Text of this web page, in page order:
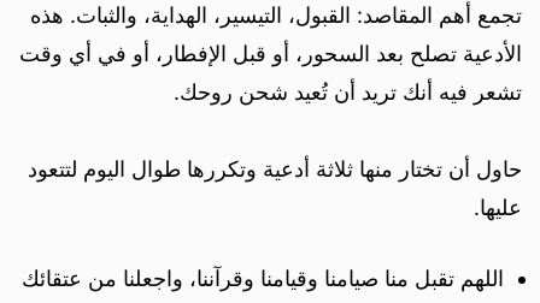
تجمع أهم المقاصد: القبول، التيسير، الهداية، والثبات. هذه
الأدعية تصلح بعد السحور، أو قبل الإفطار، أو في أي وقت
تشعر فيه أنك تريد أن تُعيد شحن روحك.
حاول أن تختار منها ثلاثة أدعية وتكررها طوال اليوم لتتعود
عليها.
اللهم تقبل منا صيامنا وقيامنا وقرآننا، واجعلنا من عتقائك